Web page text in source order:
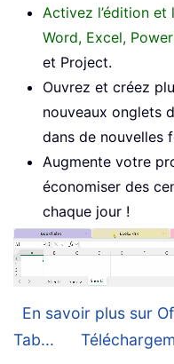
Activez l’édition
Word, Excel,
et Project.
Ouvrez et créez
nouveaux onglets
dans de nouvelles
Augmente votre
économiser des
chaque jour !
En savoir plus sur
Tab...